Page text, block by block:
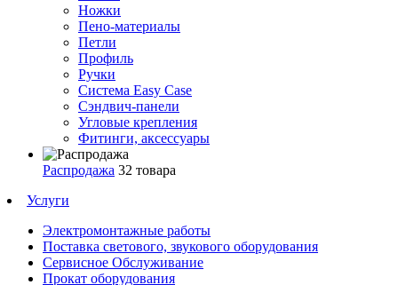
Ножки
Пено-материалы
Петли
Профиль
Ручки
Система Easy Case
Сэндвич-панели
Угловые крепления
Фитинги, аксессуары
Распродажа 32 товара
Услуги
Электромонтажные работы
Поставка светового, звукового оборудования
Сервисное Обслуживание
Прокат оборудования